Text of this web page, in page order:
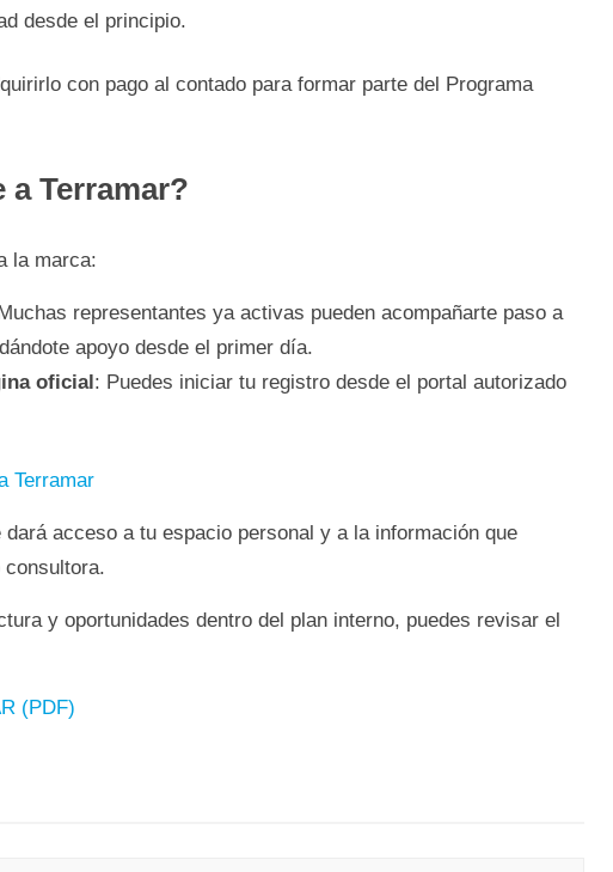
desde el principio.
con pago al contado para formar parte del Programa
Terramar?
la marca:
representantes ya activas pueden acompañarte paso a
apoyo desde el primer día.
oficial: Puedes iniciar tu registro desde el portal autorizado
Terramar
acceso a tu espacio personal y a la información que
y oportunidades dentro del plan interno, puedes revisar el
(PDF)